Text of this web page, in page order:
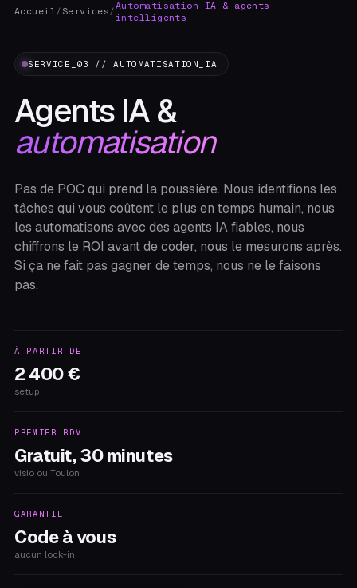
Accueil / Services /Automatisation IA & agents
intelligents
SERVICE_03 // AUTOMATISATION_IA
Agents IA &
automatisation
Pas de POC qui prend la poussière. Nous identifions les
tâches qui vous coûtent le plus en temps humain, nous
les automatisons avec des agents IA fiables, nous
chiffrons le ROI avant de coder, nous le mesurons après.
Si ça ne fait pas gagner de temps, nous ne le faisons
pas.
À PARTIR DE
2 400 €
setup
PREMIER RDV
Gratuit, 30 minutes
visio ou Toulon
GARANTIE
Code à vous
aucun lock-in